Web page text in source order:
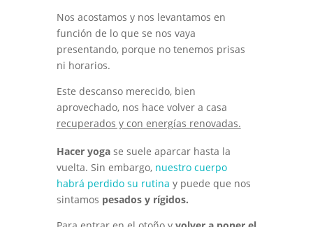
Nos acostamos y nos levantamos en
función de lo que se nos vaya
presentando, porque no tenemos prisas
ni horarios.
Este descanso merecido, bien
aprovechado, nos hace volver a casa
recuperados y con energías renovadas.
Hacer yogase suele aparcar hasta la
vuelta. Sin embargo, nuestro cuerpo
habrá perdido su rutina y puede que nos
sintamos pesados y rígidos.